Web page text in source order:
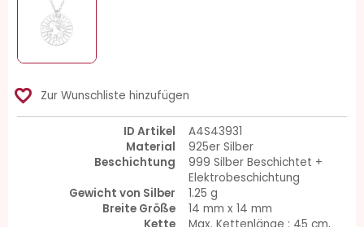
favorite_border Zur Wunschliste hinzufügen
ID Artikel
A4S43931
Material
925er Silber
Beschichtung
999 Silber Beschichtet +
Elektrobeschichtung
Gewicht von Silber
1.25 g
Breite Größe
14 mm x 14 mm